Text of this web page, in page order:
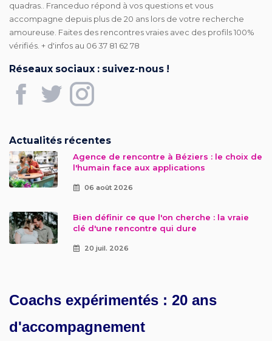
quadras.. Franceduo répond à vos questions et vous
accompagne depuis plus de 20 ans lors de votre recherche
amoureuse. Faites des rencontres vraies avec des profils 100%
vérifiés. + d'infos au 06 37 81 62 78
Réseaux sociaux : suivez-nous !
Actualités récentes
Agence de rencontre à Béziers : le choix de
l'humain face aux applications
06 août 2026
Bien définir ce que l'on cherche : la vraie
clé d'une rencontre qui dure
20 juil. 2026
Coachs expérimentés : 20 ans
d'accompagnement